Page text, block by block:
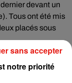
devant un
Tous ont été mis
placés sous
notre priorité
sans accepter